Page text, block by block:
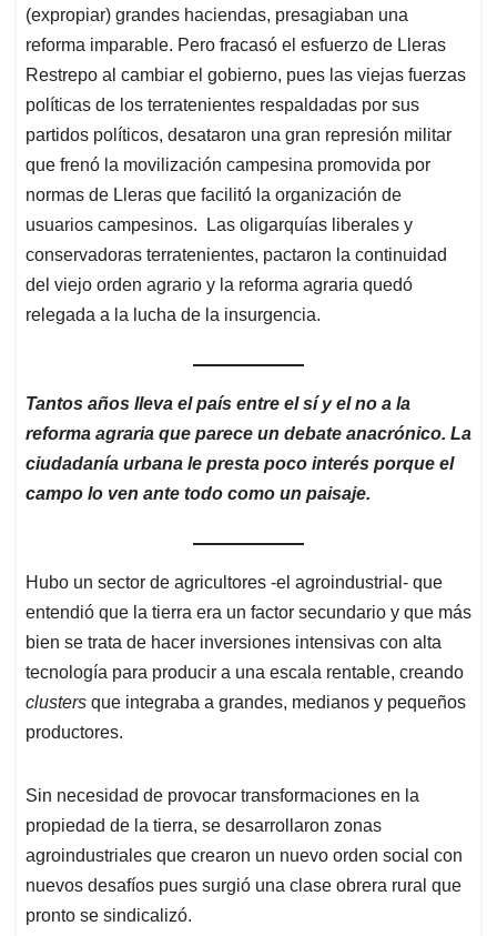
(expropiar) grandes haciendas, presagiaban una
reforma imparable. Pero fracasó el esfuerzo de Lleras
Restrepo al cambiar el gobierno, pues las viejas fuerzas
políticas de los terratenientes respaldadas por sus
partidos políticos, desataron una gran represión militar
que frenó la movilización campesina promovida por
normas de Lleras que facilitó la organización de
usuarios campesinos. Las oligarquías liberales y
conservadoras terratenientes, pactaron la continuidad
del viejo orden agrario y la reforma agraria quedó
relegada a la lucha de la insurgencia.
Tantos años lleva el país entre el sí y el no a la
reforma agraria que parece un debate anacrónico. La
ciudadanía urbana le presta poco interés porque el
campo lo ven ante todo como un paisaje.
Hubo un sector de agricultores -el agroindustrial- que
entendió que la tierra era un factor secundario y que más
bien se trata de hacer inversiones intensivas con alta
tecnología para producir a una escala rentable, creando
clusters que integraba a grandes, medianos y pequeños
productores.
Sin necesidad de provocar transformaciones en la
propiedad de la tierra, se desarrollaron zonas
agroindustriales que crearon un nuevo orden social con
nuevos desafíos pues surgió una clase obrera rural que
pronto se sindicalizó.